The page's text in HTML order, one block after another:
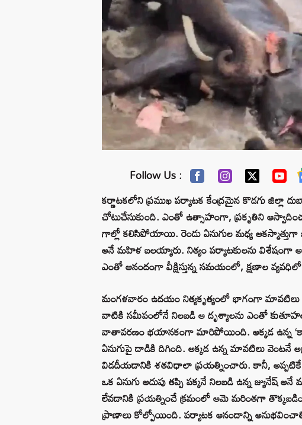
Follow Us :
కర్ణాటకలోని ప్రముఖ పర్యాటక కేంద్రమైన కొడగు జిల్లా
చోటుచేసుకుంది. ఎంతో ఉత్సాహంగా, ప్రకృతిని
గాల్లో కలిసిపోయాయి. రెండు ఏనుగుల మధ్య అకస్మాత్తుగా
అనే మహిళ బలయ్యారు. నిత్యం పర్యాటకులను విశేషంగా
ఎంతో ఆనందంగా వీక్షిస్తున్న సమయంలో, క్షణాల
మంగళవారం ఉదయం నిత్యకృత్యంలో భాగంగా మావటిలు
వాటికి సమీపంలోనే నిలబడి ఆ దృశ్యాలను ఎంతో
వాతావరణం భయానకంగా మారిపోయింది. అక్కడ ఉన్న
ఏనుగుపై దాడికి దిగింది. అక్కడ ఉన్న మావటిలు వెంటనే
విడదీయడానికి శతవిధాలా ప్రయత్నించారు. కానీ,
ఒక ఏనుగు అదుపు తప్పి పక్కనే నిలబడి ఉన్న
లేవడానికి ప్రయత్నించే క్రమంలో ఆమె మరింతగా
ప్రాణాలు కోల్పోయింది. పర్యాటక ఆనందాన్ని